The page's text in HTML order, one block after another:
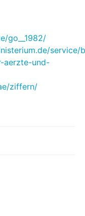
go__1982/
service/
aerzte-und-
ziffern/